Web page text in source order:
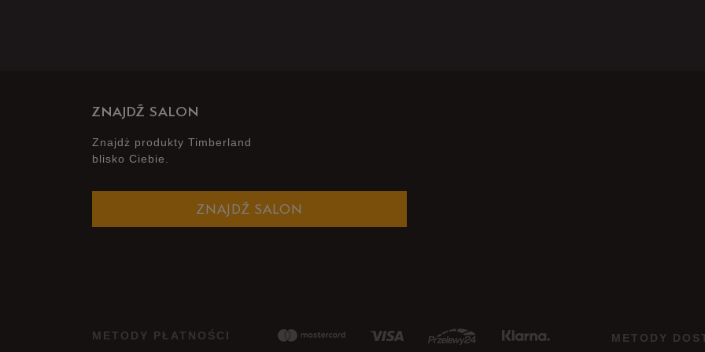
ZNAJDŹ SALON
Znajdż produkty Timberland
blisko Ciebie.
ZNAJDŹ SALON
METODY PŁATNOŚCI METODY